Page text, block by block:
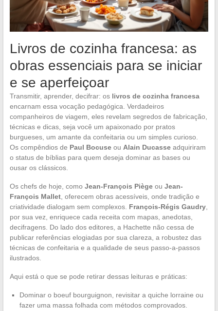
Livros de cozinha francesa: as
obras essenciais para se iniciar
e se aperfeiçoar
Transmitir, aprender, decifrar: os livros de cozinha francesa
encarnam essa vocação pedagógica. Verdadeiros
companheiros de viagem, eles revelam segredos de fabricação,
técnicas e dicas, seja você um apaixonado por pratos
burgueses, um amante da confeitaria ou um simples curioso.
Os compêndios de Paul Bocuseou Alain Ducasseadquiriram
o status de bíblias para quem deseja dominar as bases ou
ousar os clássicos.
Os chefs de hoje, como Jean-François Piègeou Jean-
François Mallet, oferecem obras acessíveis, onde tradição e
criatividade dialogam sem complexos. François-Régis Gaudry,
por sua vez, enriquece cada receita com mapas, anedotas,
decifragens. Do lado dos editores, a Hachette não cessa de
publicar referências elogiadas por sua clareza, a robustez das
técnicas de confeitaria e a qualidade de seus passo-a-passos
ilustrados.
Aqui está o que se pode retirar dessas leituras e práticas:
Dominar o boeuf bourguignon, revisitar a quiche lorraine ou
fazer uma massa folhada com métodos comprovados.